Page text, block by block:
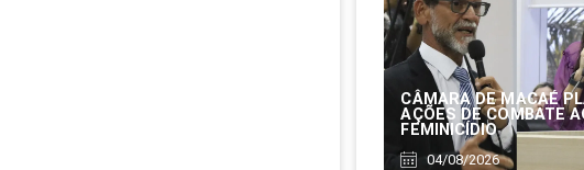
CÂMARA DE MACAÉ
AÇÕES DE COMBATE
FEMINICÍDIO
04/08/2026